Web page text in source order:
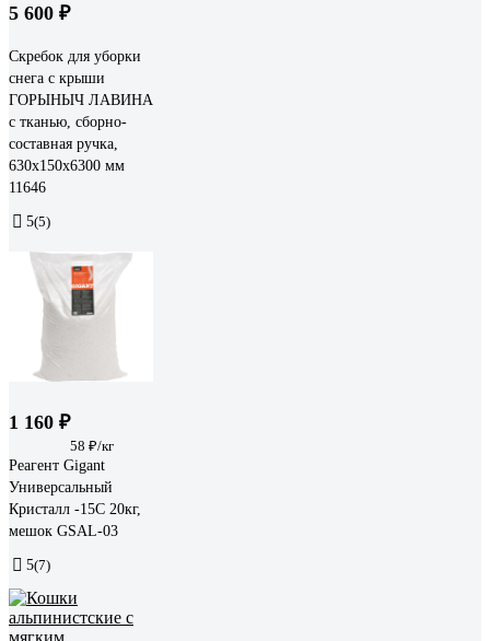
5 600 ₽
Скребок для уборки
снега с крыши
ГОРЫНЫЧ ЛАВИНА
с тканью, сборно-
составная ручка,
630х150х6300 мм
11646
5(5)
1 160 ₽
58 ₽/кг
Реагент Gigant
Универсальный
Кристалл -15C 20кг,
мешок GSAL-03
5(7)